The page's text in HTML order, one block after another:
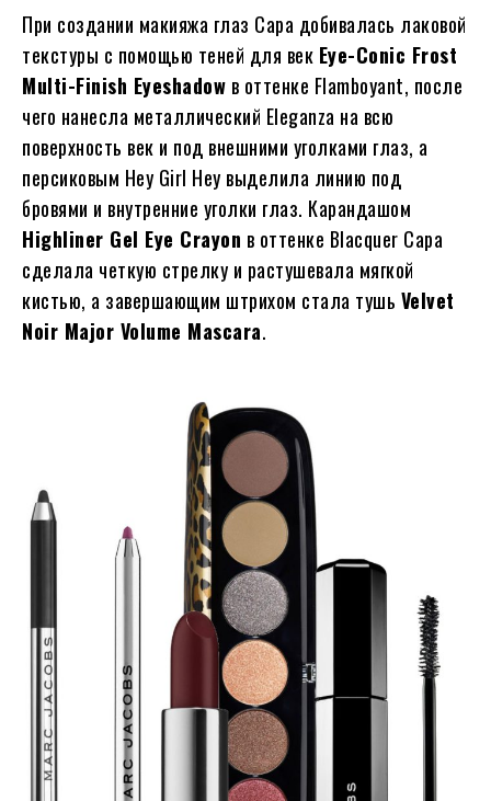
При создании макияжа глаз Сара добивалась лаковой
текстуры с помощью теней для век Eye-Conic Frost
Multi-Finish Eyeshadow в оттенке Flamboyant, после
чего нанесла металлический Eleganza на всю
поверхность век и под внешними уголками глаз, а
персиковым Hey Girl Hey выделила линию под
бровями и внутренние уголки глаз. Карандашом
Highliner Gel Eye Crayon в оттенке Blacquer Сара
сделала четкую стрелку и растушевала мягкой
кистью, а завершающим штрихом стала тушь Velvet
Noir Major Volume Mascara.